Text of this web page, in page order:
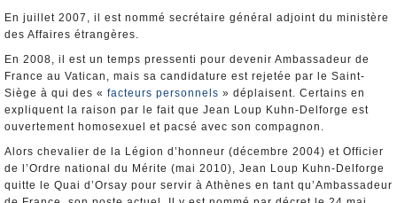
En juillet 2007, il est nommé secrétaire général adjoint du ministère
des Affaires étrangères.
En 2008, il est un temps pressenti pour devenir Ambassadeur de
France au Vatican, mais sa candidature est rejetée par le Saint-
Siège à qui des « facteurs personnels » déplaisent. Certains en
expliquent la raison par le fait que Jean Loup Kuhn-Delforge est
ouvertement homosexuel et pacsé avec son compagnon.
Alors chevalier de la Légion d’honneur (décembre 2004) et Officier
de l’Ordre national du Mérite (mai 2010), Jean Loup Kuhn-Delforge
quitte le Quai d’Orsay pour servir à Athènes en tant qu’Ambassadeur